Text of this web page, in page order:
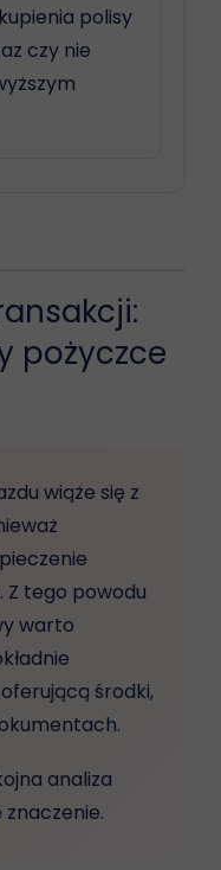
polisy
czy nie
pożyczce
wiąże się z
Z tego powodu
warto
środki,
analiza